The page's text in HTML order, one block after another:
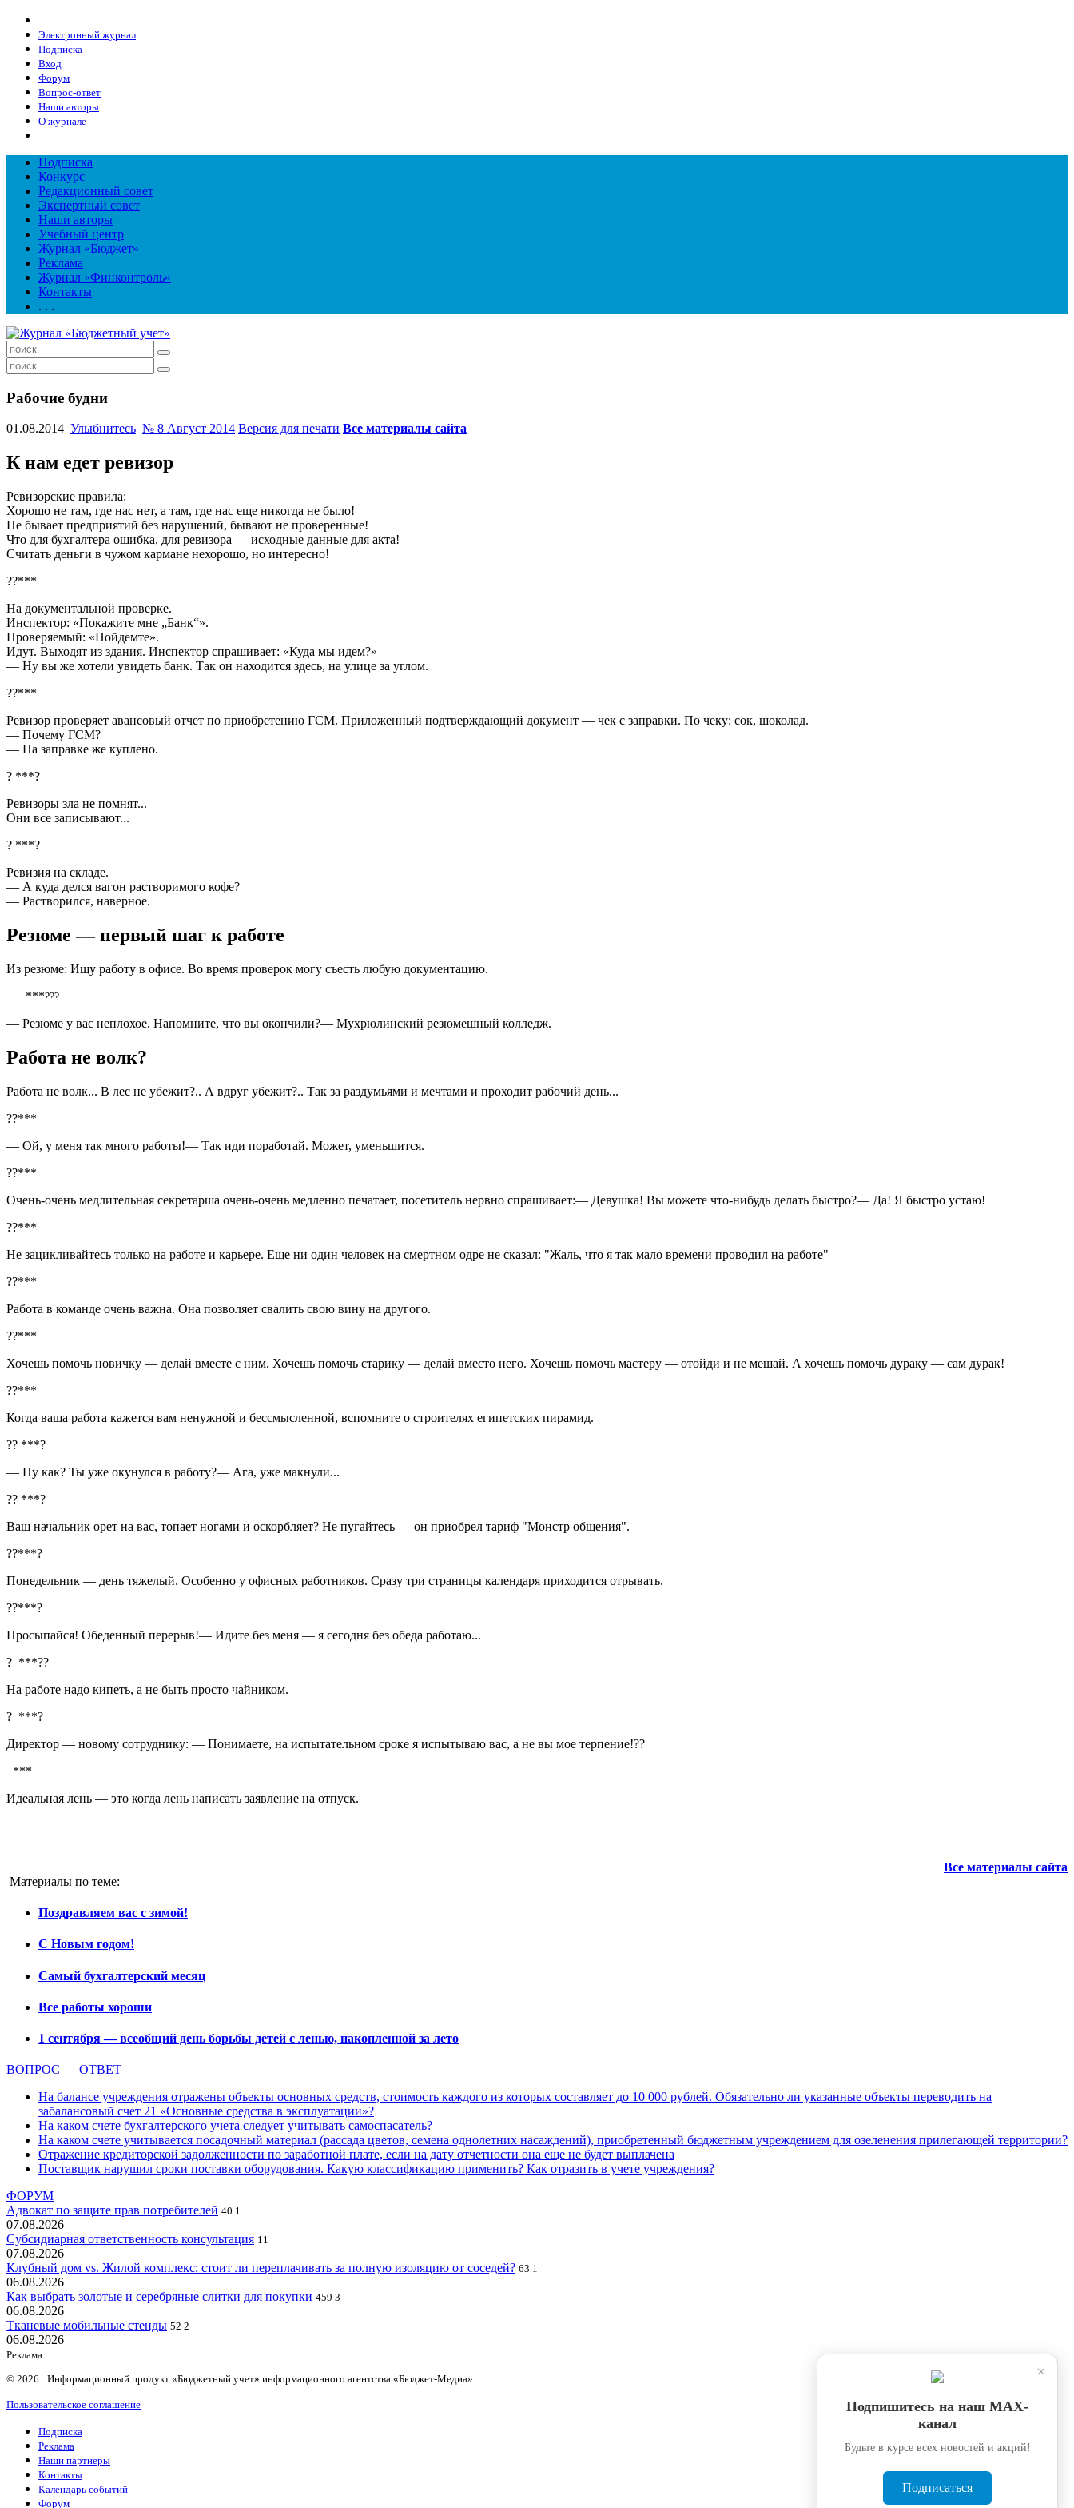
Электронный журнал
Подписка
Вход
Форум
Вопрос-ответ
Наши авторы
О журнале
Подписка
Конкурс
Редакционный совет
Экспертный совет
Наши авторы
Учебный центр
Журнал «Бюджет»
Реклама
Журнал «Финконтроль»
Контакты
. . .
Рабочие будни
01.08.2014 Улыбнитесь № 8 Август 2014 Версия для печати Все материалы сайта
К нам едет ревизор
Ревизорские правила:
Хорошо не там, где нас нет, а там, где нас еще никогда не было!
Не бывает предприятий без нарушений, бывают не проверенные!
Что для бухгалтера ошибка, для ревизора — исходные данные для акта!
Считать деньги в чужом кармане нехорошо, но интересно!
??***
На документальной проверке.
Инспектор: «Покажите мне „Банк“».
Проверяемый: «Пойдемте».
Идут. Выходят из здания. Инспектор спрашивает: «Куда мы идем?»
— Ну вы же хотели увидеть банк. Так он находится здесь, на улице за углом.
??***
Ревизор проверяет авансовый отчет по приобретению ГСМ. Приложенный подтверждающий документ — чек с заправки. По чеку: сок, шоколад.
— Почему ГСМ?
— На заправке же куплено.
? ***?
Ревизоры зла не помнят...
Они все записывают...
? ***?
Ревизия на складе.
— А куда делся вагон растворимого кофе?
— Растворился, наверное.
Резюме — первый шаг к работе
Из резюме: Ищу работу в офисе. Во время проверок могу съесть любую документацию.
***???
— Резюме у вас неплохое. Напомните, что вы окончили?— Мухрюлинский резюмешный колледж.
Работа не волк?
Работа не волк... В лес не убежит?.. А вдруг убежит?.. Так за раздумьями и мечтами и проходит рабочий день...
??***
— Ой, у меня так много работы!— Так иди поработай. Может, уменьшится.
??***
Очень-очень медлительная секретарша очень-очень медленно печатает, посетитель нервно спрашивает:— Девушка! Вы можете что-нибудь делать быстро?— Да! Я быстро устаю!
??***
Не зацикливайтесь только на работе и карьере. Еще ни один человек на смертном одре не сказал: "Жаль, что я так мало времени проводил на работе"
??***
Работа в команде очень важна. Она позволяет свалить свою вину на другого.
??***
Хочешь помочь новичку — делай вместе с ним. Хочешь помочь старику — делай вместо него. Хочешь помочь мастеру — отойди и не мешай. А хочешь помочь дураку — сам дурак!
??***
Когда ваша работа кажется вам ненужной и бессмысленной, вспомните о строителях египетских пирамид.
?? ***?
— Ну как? Ты уже окунулся в работу?— Ага, уже макнули...
?? ***?
Ваш начальник орет на вас, топает ногами и оскорбляет? Не пугайтесь — он приобрел тариф "Монстр общения".
??***?
Понедельник — день тяжелый. Особенно у офисных работников. Сразу три страницы календаря приходится отрывать.
??***?
Просыпайся! Обеденный перерыв!— Идите без меня — я сегодня без обеда работаю...
? ***??
На работе надо кипеть, а не быть просто чайником.
? ***?
Директор — новому сотруднику: — Понимаете, на испытательном сроке я испытываю вас, а не вы мое терпение!??
***
Идеальная лень — это когда лень написать заявление на отпуск.
Все материалы сайта
Материалы по теме:
Поздравляем вас с зимой!
С Новым годом!
Самый бухгалтерский месяц
Все работы хороши
1 сентября — всеобщий день борьбы детей с ленью, накопленной за лето
ВОПРОС — ОТВЕТ
На балансе учреждения отражены объекты основных средств, стоимость каждого из которых составляет до 10 000 рублей. Обязательно ли указанные объекты переводить на
забалансовый счет 21 «Основные средства в эксплуатации»?
На каком счете бухгалтерского учета следует учитывать самоспасатель?
На каком счете учитывается посадочный материал (рассада цветов, семена однолетних насаждений), приобретенный бюджетным учреждением для озеленения прилегающей территории?
Отражение кредиторской задолженности по заработной плате, если на дату отчетности она еще не будет выплачена
Поставщик нарушил сроки поставки оборудования. Какую классификацию применить? Как отразить в учете учреждения?
ФОРУМ
Адвокат по защите прав потребителей 40 1
07.08.2026
Субсидиарная ответственность консультация 11
07.08.2026
Клубный дом vs. Жилой комплекс: стоит ли переплачивать за полную изоляцию от соседей? 63 1
06.08.2026
Как выбрать золотые и серебряные слитки для покупки 459 3
06.08.2026
Тканевые мобильные стенды 52 2
06.08.2026
Реклама
© 2026 Информационный продукт «Бюджетный учет» информационного агентства «Бюджет-Медиа»
Пользовательское соглашение
Подписка
Реклама
Наши партнеры
Контакты
Календарь событий
Форум
×
Подпишитесь на наш МАХ-
канал
Будьте в курсе всех новостей и акций!
Подписаться